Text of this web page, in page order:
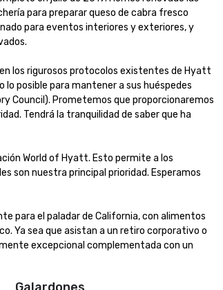
para preparar queso de cabra fresco
para eventos interiores y exteriores, y
los rigurosos protocolos existentes de Hyatt
posible para mantener a sus huéspedes
Council). Prometemos que proporcionaremos
Tendrá la tranquilidad de saber que ha
World of Hyatt. Esto permite a los
son nuestra principal prioridad. Esperamos
para el paladar de California, con alimentos
Ya sea que asistan a un retiro corporativo o
excepcional complementada con un